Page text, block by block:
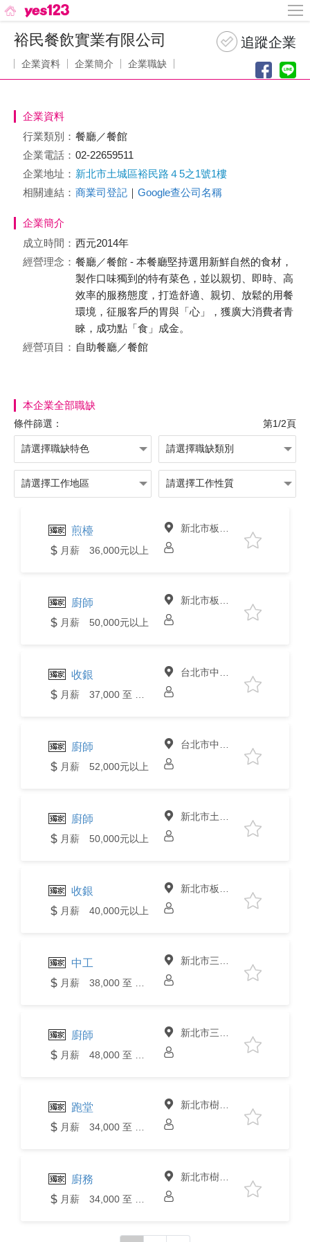
裕民餐飲實業有限公司
企業資料 企業簡介 企業職缺
企業資料
行業類別： 餐廳／餐館
企業電話： 02-22659511
企業地址： 新北市土城區裕民路４5之1號1樓
相關連結： 商業司登記 ｜ Google查公司名稱
企業簡介
成立時間： 西元2014年
經營理念： 餐廳／餐館 - 本餐廳堅持選用新鮮自然的食材，
製作口味獨到的特有菜色，並以親切、即時、高
效率的服務態度，打造舒適、親切、放鬆的用餐
環境，征服客戶的胃與「心」，獲廣大消費者青
睞，成功點「食」成金。
經營項目： 自助餐廳／餐館
本企業全部職缺
條件篩選： 第1/2頁
煎檯
月薪 36,000元以上
新北市板橋區
廚師
月薪 50,000元以上
新北市板橋區
收銀 台北市中山區
廚師
月薪 52,000元以上
台北市中山區
廚師
月薪 50,000元以上
新北市土城區
收銀
月薪 40,000元以上
新北市板橋區
中工 新北市三峽區
廚師 新北市三峽區
跑堂 新北市樹林區
廚務 新北市樹林區